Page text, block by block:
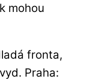
mohou
fronta,
Praha: